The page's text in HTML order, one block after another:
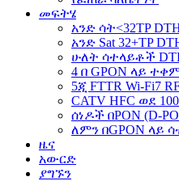
መፍትሄ
አንድ ሳት<32TP
አንድ Sat 32+TP
ሁለት ሳተላይቶች
4 በ GPON ላይ
5ጂ FTTR Wi-Fi7
CATV HFC ወደ
ሰነዶች በPON (D-
ለምን በGPON ላይ
ዜና
አውርድ
ያግኙን